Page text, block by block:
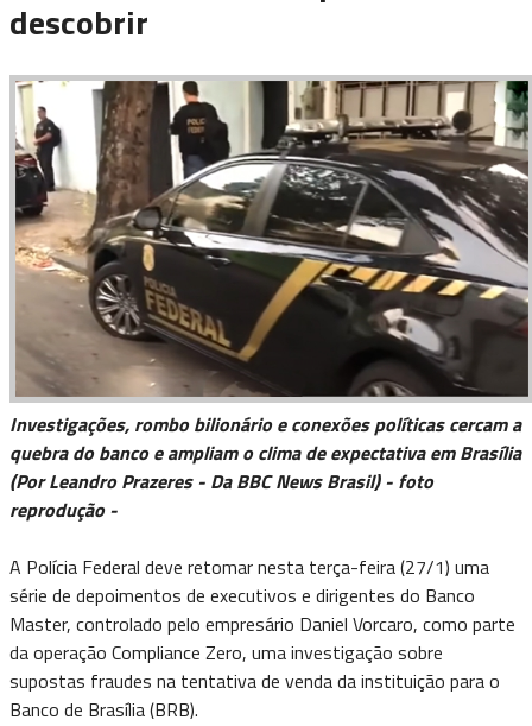
descobrir
Investigações, rombo bilionário e conexões políticas cercam a
quebra do banco e ampliam o clima de expectativa em Brasília
(Por Leandro Prazeres - Da BBC News Brasil) - foto
reprodução -
A Polícia Federal deve retomar nesta terça-feira (27/1) uma
série de depoimentos de executivos e dirigentes do Banco
Master, controlado pelo empresário Daniel Vorcaro, como parte
da operação Compliance Zero, uma investigação sobre
supostas fraudes na tentativa de venda da instituição para o
Banco de Brasília (BRB).